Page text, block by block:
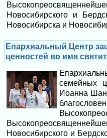
Новосибирского и
Новосибирска и
Епархиальный Центр
ценностей во имя
семейных
Иоанна
Новосибирского и